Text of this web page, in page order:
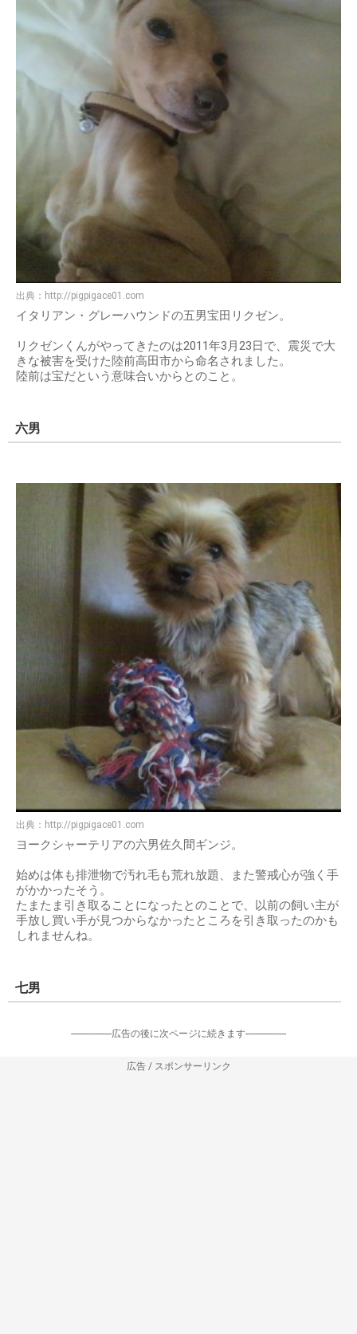
出典： http://pigpigace01.com
イタリアン・グレーハウンドの五男宝田リクゼン。
リクゼンくんがやってきたのは2011年3月23日で、震災で大
きな被害を受けた陸前高田市から命名されました。
陸前は宝だという意味合いからとのこと。
六男
出典： http://pigpigace01.com
ヨークシャーテリアの六男佐久間ギンジ。
始めは体も排泄物で汚れ毛も荒れ放題、また警戒心が強く手
がかかったそう。
たまたま引き取ることになったとのことで、以前の飼い主が
手放し買い手が見つからなかったところを引き取ったのかも
しれませんね。
七男
-----------------広告の後に次ページに続きます-----------------
広告 / スポンサーリンク